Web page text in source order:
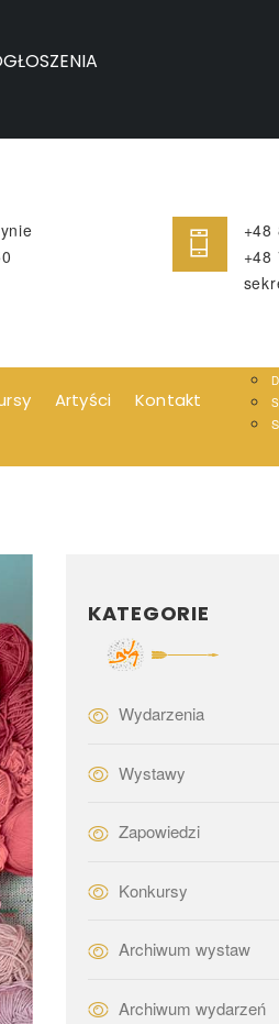
+48
+48
Artyści Kontakt
KATEGORIE
Wydarzenia
Wystawy
Zapowiedzi
Konkursy
Archiwum wystaw
Archiwum wydarzeń